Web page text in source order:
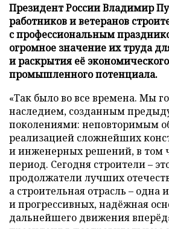
Президент России Владимир
работников и ветеранов
с профессиональным
огромное значение их труда
и раскрытия её
промышленного потенциала.
«Так было во все времена. Мы
наследием, созданным
поколениями: неповторимым
реализацией сложнейших
и инженерных решений, в том
период. Сегодня строители –
продолжатели лучших
а строительная отрасль – одна
и прогрессивных, надёжная
дальнейшего движения